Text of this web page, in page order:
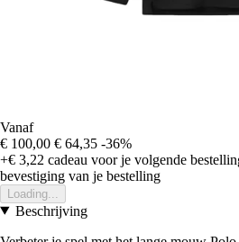
Vanaf
€ 100,00 € 64,35 -36%
+€ 3,22 cadeau voor je volgende
bevestiging van je bestelling
Loading...
Beschrijving